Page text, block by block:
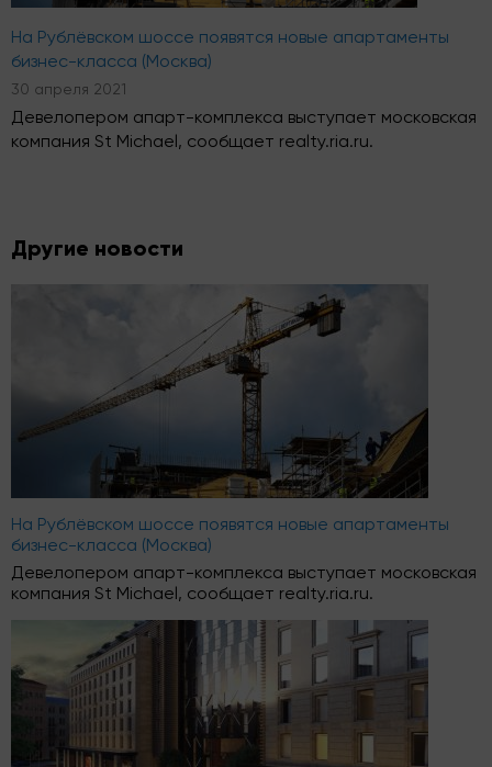
На Рублёвском шоссе появятся новые апартаменты
бизнес-класса (Москва)
30 апреля 2021
Девелопером апарт-комплекса выступает московская
компания St Michael, сообщает realty.ria.ru.
Другие новости
На Рублёвском шоссе появятся новые апартаменты
бизнес-класса (Москва)
Девелопером апарт-комплекса выступает московская
компания St Michael, сообщает realty.ria.ru.